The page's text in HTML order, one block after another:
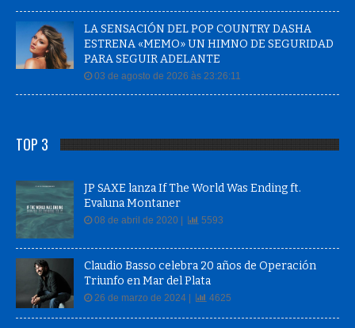
LA SENSACIÓN DEL POP COUNTRY DASHA
ESTRENA «MEMO» UN HIMNO DE SEGURIDAD
PARA SEGUIR ADELANTE
03 de agosto de 2026 às 23:26:11
TOP 3
JP SAXE lanza If The World Was Ending ft.
Evaluna Montaner
08 de abril de 2020 | 5593
Claudio Basso celebra 20 años de Operación
Triunfo en Mar del Plata
26 de marzo de 2024 | 4625